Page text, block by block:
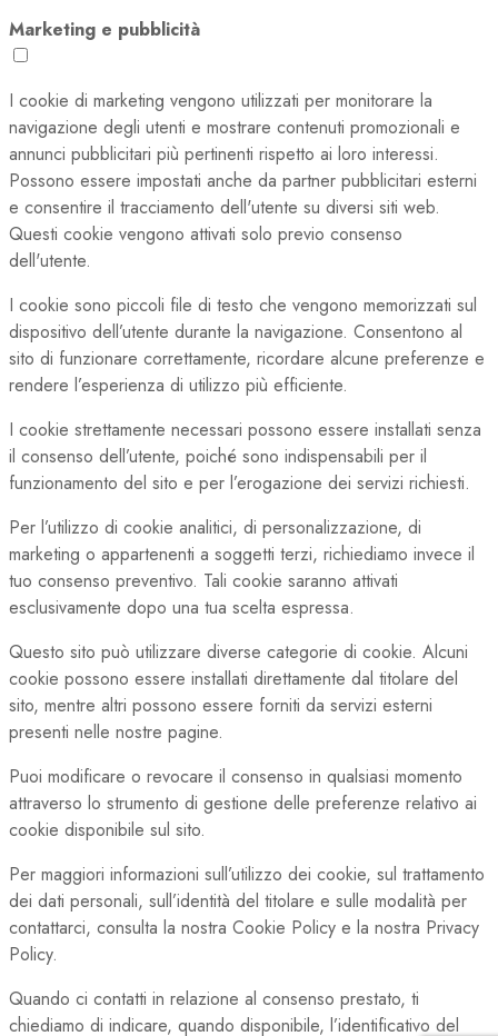
Marketing e pubblicità
I cookie di marketing vengono utilizzati per monitorare la
navigazione degli utenti e mostrare contenuti promozionali e
annunci pubblicitari più pertinenti rispetto ai loro interessi.
Possono essere impostati anche da partner pubblicitari esterni
e consentire il tracciamento dell'utente su diversi siti web.
Questi cookie vengono attivati solo previo consenso
dell'utente.
I cookie sono piccoli file di testo che vengono memorizzati sul
dispositivo dell’utente durante la navigazione. Consentono al
sito di funzionare correttamente, ricordare alcune preferenze e
rendere l’esperienza di utilizzo più efficiente.
I cookie strettamente necessari possono essere installati senza
il consenso dell’utente, poiché sono indispensabili per il
funzionamento del sito e per l’erogazione dei servizi richiesti.
Per l’utilizzo di cookie analitici, di personalizzazione, di
marketing o appartenenti a soggetti terzi, richiediamo invece il
tuo consenso preventivo. Tali cookie saranno attivati
esclusivamente dopo una tua scelta espressa.
Questo sito può utilizzare diverse categorie di cookie. Alcuni
cookie possono essere installati direttamente dal titolare del
sito, mentre altri possono essere forniti da servizi esterni
presenti nelle nostre pagine.
Puoi modificare o revocare il consenso in qualsiasi momento
attraverso lo strumento di gestione delle preferenze relativo ai
cookie disponibile sul sito.
Per maggiori informazioni sull’utilizzo dei cookie, sul trattamento
dei dati personali, sull’identità del titolare e sulle modalità per
contattarci, consulta la nostra Cookie Policy e la nostra Privacy
Policy.
Quando ci contatti in relazione al consenso prestato, ti
chiediamo di indicare, quando disponibile, l’identificativo del